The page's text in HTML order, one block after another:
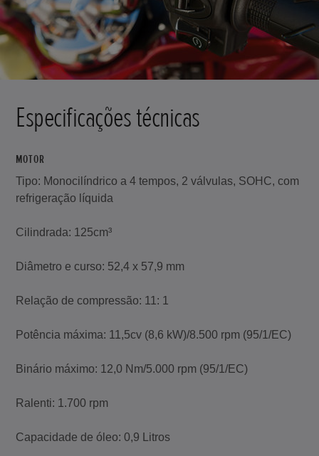
Especificações técnicas
MOTOR
Tipo: Monocilíndrico a 4 tempos, 2 válvulas, SOHC, com
refrigeração líquida
Cilindrada: 125cm³
Diâmetro e curso: 52,4 x 57,9 mm
Relação de compressão: 11: 1
Potência máxima: 11,5cv (8,6 kW)/8.500 rpm (95/1/EC)
Binário máximo: 12,0 Nm/5.000 rpm (95/1/EC)
Ralenti: 1.700 rpm
Capacidade de óleo: 0,9 Litros